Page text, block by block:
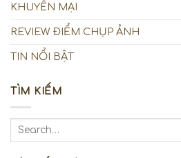
KHUYẾN MẠI
REVIEW ĐIỂM CHỤP ẢNH
TIN NỔI BẬT
TÌM KIẾM